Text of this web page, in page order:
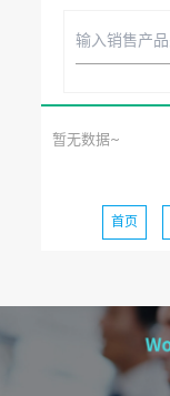
暂无数据~
首页